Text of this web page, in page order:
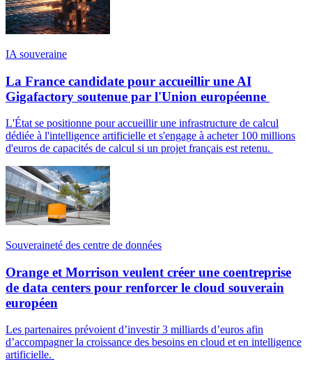
IA souveraine
La France candidate pour accueillir une AI
Gigafactory soutenue par l'Union européenne
L'État se positionne pour accueillir une infrastructure de calcul
dédiée à l'intelligence artificielle et s'engage à acheter 100 millions
d'euros de capacités de calcul si un projet français est retenu.
Souveraineté des centre de données
Orange et Morrison veulent créer une coentreprise
de data centers pour renforcer le cloud souverain
européen
Les partenaires prévoient d’investir 3 milliards d’euros afin
d’accompagner la croissance des besoins en cloud et en intelligence
artificielle.